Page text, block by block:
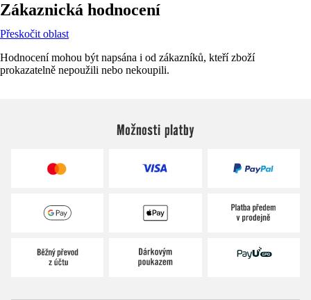
Zákaznická hodnocení
Přeskočit oblast
Hodnocení mohou být napsána i od zákazníků, kteří zboží
prokazatelně nepoužili nebo nekoupili.
Možnosti platby